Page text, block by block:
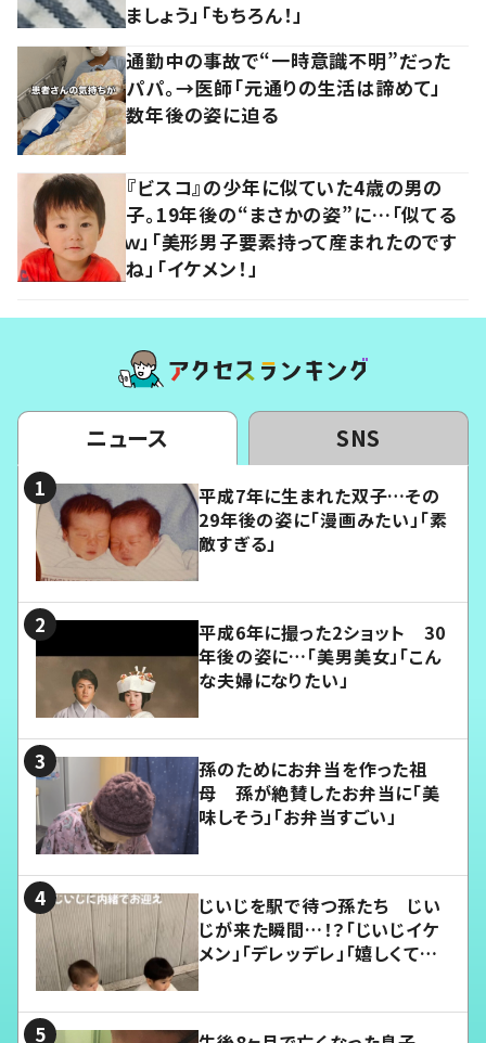
ましょう」「もちろん！」
通勤中の事故で“一時意識不明”だった
パパ。→医師「元通りの生活は諦めて」
数年後の姿に迫る
『ビスコ』の少年に似ていた4歳の男の
子。19年後の“まさかの姿”に…「似てる
ｗ」「美形男子要素持って産まれたのです
ね」「イケメン！」
ニュース SNS
平成7年に生まれた双子…その
29年後の姿に「漫画みたい」「素
敵すぎる」
平成6年に撮った2ショット 30
年後の姿に…「美男美女」「こん
な夫婦になりたい」
孫のためにお弁当を作った祖
母 孫が絶賛したお弁当に「美
味しそう」「お弁当すごい」
じいじを駅で待つ孫たち じい
じが来た瞬間…！？「じいじイケ
メン」「デレッデレ」「嬉しくて可